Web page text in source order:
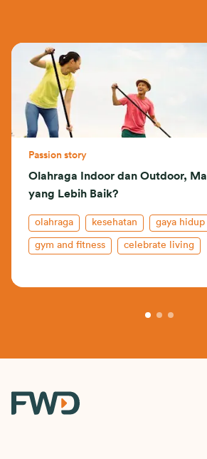
Passion story
Olahraga Indoor dan Outdoor,
yang Lebih Baik?
olahraga kesehatan gaya hidup
gym and fitness celebrate living